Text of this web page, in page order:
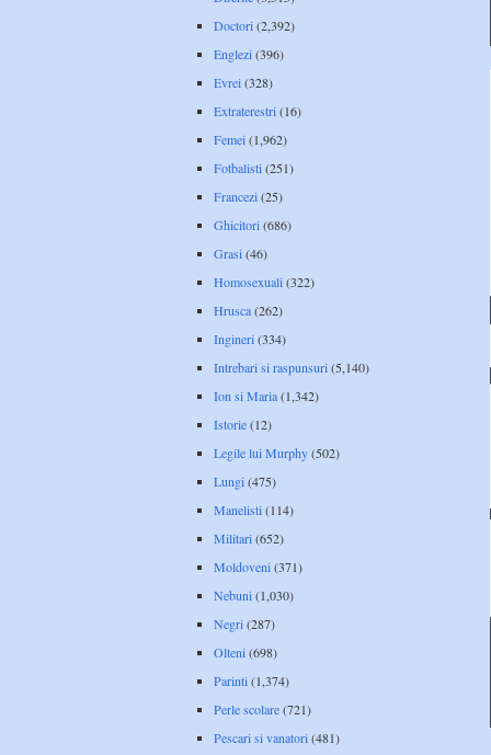
Doctori(2,392)
Englezi(396)
Evrei(328)
Extraterestri(16)
Femei(1,962)
Fotbalisti(251)
Francezi(25)
Ghicitori(686)
Grasi(46)
Homosexuali(322)
Hrusca(262)
Ingineri(334)
Intrebari si raspunsuri(5,140)
Ion si Maria(1,342)
Istorie(12)
Legile lui Murphy(502)
Lungi(475)
Manelisti(114)
Militari(652)
Moldoveni(371)
Nebuni(1,030)
Negri(287)
Olteni(698)
Parinti(1,374)
Perle scolare(721)
Pescari si vanatori(481)